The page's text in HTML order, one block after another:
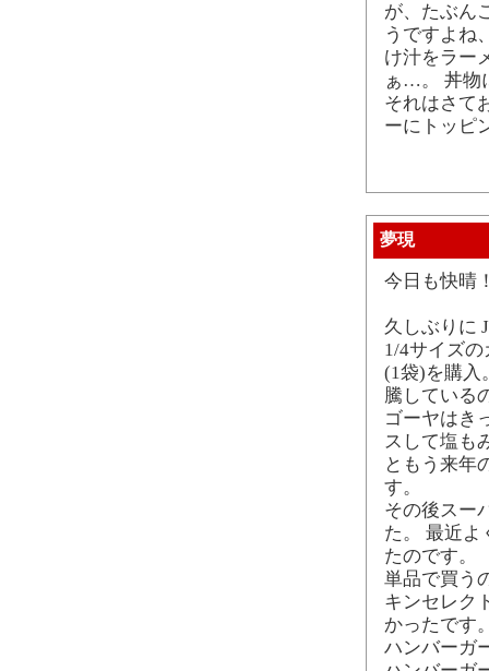
が、たぶん
うですよね
け汁をラー
ぁ…。 丼物
それはさて
ーにトッピ
夢現
今日も快晴
久しぶりに
1/4サイズ
(1袋)を購入
騰している
ゴーヤはき
スして塩も
ともう来年
す。
その後スー
た。 最近よ
たのです。
単品で買う
キンセレク
かったです
ハンバーガ